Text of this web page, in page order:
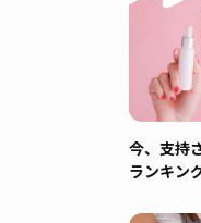
今、支持
ランキン